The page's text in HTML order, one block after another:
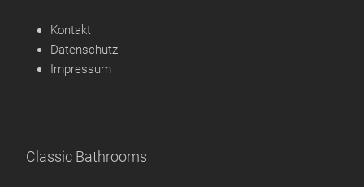
Kontakt
Datenschutz
Impressum
Classic Bathrooms